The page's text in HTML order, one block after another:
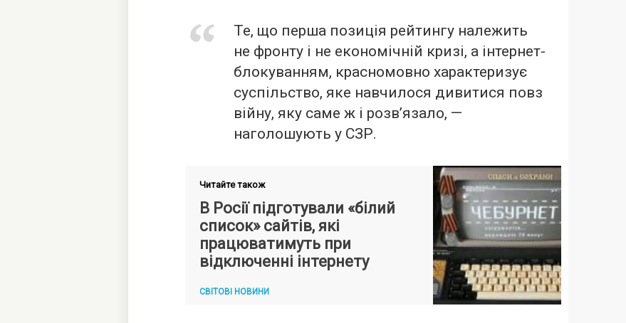
Те, що перша позиція рейтингу належить
не фронту і не економічній кризі, а інтернет-
блокуванням, красномовно характеризує
суспільство, яке навчилося дивитися повз
війну, яку саме ж і розв’язало, —
наголошують у СЗР.
Читайте також
В Росії підготували «білий
список» сайтів, які
працюватимуть при
відключенні інтернету
СВІТОВІ НОВИНИ